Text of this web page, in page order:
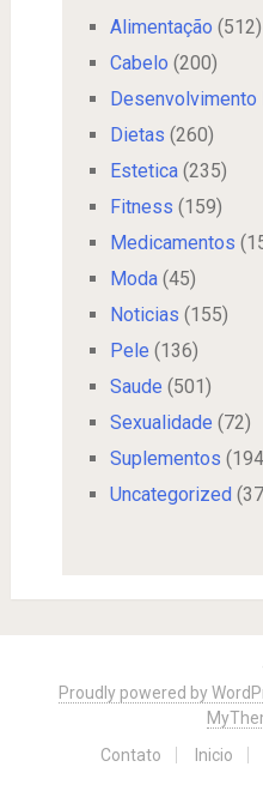
Alimentação (512)
Cabelo (200)
Desenvolvimento
Dietas (260)
Estetica(235)
Fitness (159)
Medicamentos
Moda(45)
Noticias (155)
Pele (136)
Saude (501)
Sexualidade (72)
Suplementos
Uncategorized
Proudly powered by
Contato
Inicio